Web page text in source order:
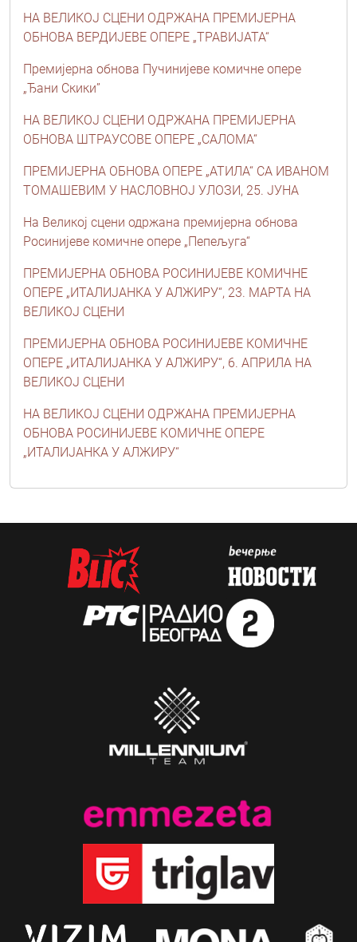
НА ВЕЛИКОЈ СЦЕНИ ОДРЖАНА ПРЕМИЈЕРНА
ОБНОВА ВЕРДИЈЕВЕ ОПЕРЕ „ТРАВИЈАТА“
Премијерна обнова Пучинијеве комичне опере
„Ђани Скики”
НА ВЕЛИКОЈ СЦЕНИ ОДРЖАНА ПРЕМИЈЕРНА
ОБНОВА ШТРАУСОВЕ ОПЕРЕ „САЛОМА“
ПРЕМИЈЕРНА ОБНОВА ОПЕРЕ „АТИЛА“ СА ИВАНОМ
ТОМАШЕВИМ У НАСЛОВНОЈ УЛОЗИ, 25. ЈУНА
На Великој сцени одржана премијерна обнова
Росинијеве комичне опере „Пепељуга“
ПРЕМИЈЕРНА ОБНОВА РОСИНИЈЕВЕ КОМИЧНЕ
ОПЕРЕ „ИТАЛИЈАНКА У АЛЖИРУ“, 23. МАРТА НА
ВЕЛИКОЈ СЦЕНИ
ПРЕМИЈЕРНА ОБНОВА РОСИНИЈЕВЕ КОМИЧНЕ
ОПЕРЕ „ИТАЛИЈАНКА У АЛЖИРУ“, 6. АПРИЛА НА
ВЕЛИКОЈ СЦЕНИ
НА ВЕЛИКОЈ СЦЕНИ ОДРЖАНА ПРЕМИЈЕРНА
ОБНОВА РОСИНИЈЕВЕ КОМИЧНЕ ОПЕРЕ
„ИТАЛИЈАНКА У АЛЖИРУ“